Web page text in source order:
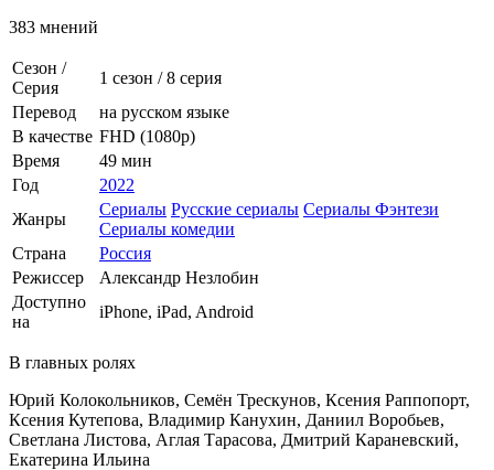
383 мнений
Сезон /
Серия
1 сезон /8 серия
Перевод
на русском языке
В качестве FHD (1080p)
Время
49 мин
Год
2022
Жанры
Сериалы Русские сериалы Сериалы Фэнтези
Сериалы комедии
Страна
Россия
Режиссер
Александр Незлобин
Доступно
на
iPhone, iPad, Android
В главных ролях
Юрий Колокольников, Семён Трескунов, Ксения Раппопорт,
Ксения Кутепова, Владимир Канухин, Даниил Воробьев,
Светлана Листова, Аглая Тарасова, Дмитрий Караневский,
Екатерина Ильина